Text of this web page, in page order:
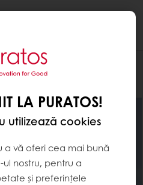
LA PURATOS!
utilizează cookies
a vă oferi cea mai bună
nostru, pentru a
și preferințele